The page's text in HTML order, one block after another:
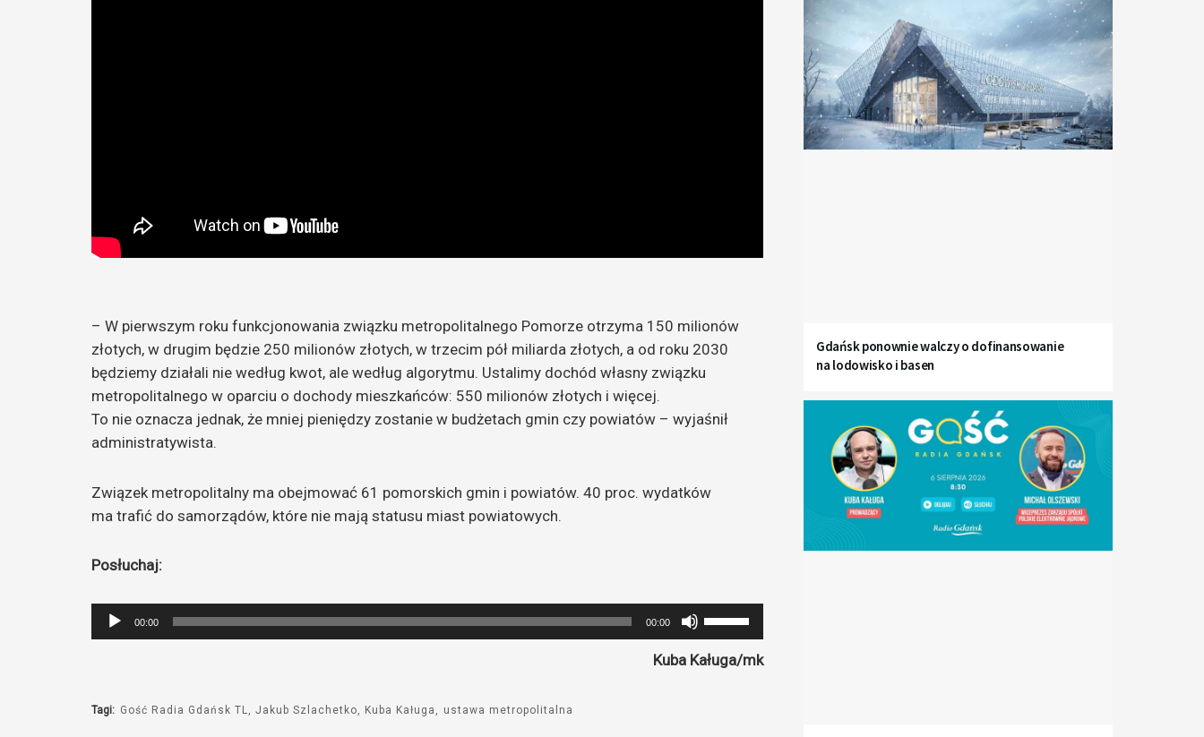
– W pierwszym roku funkcjonowania związku metropolitalnego Pomorze otrzyma 150 milionów
złotych, w drugim będzie 250 milionów złotych, w trzecim pół miliarda złotych, a od roku 2030
będziemy działali nie według kwot, ale według algorytmu. Ustalimy dochód własny związku
metropolitalnego w oparciu o dochody mieszkańców: 550 milionów złotych i więcej.
To nie oznacza jednak, że mniej pieniędzy zostanie w budżetach gmin czy powiatów – wyjaśnił
administratywista.
Związek metropolitalny ma obejmować 61 pomorskich gmin i powiatów. 40 proc. wydatków
ma trafić do samorządów, które nie mają statusu miast powiatowych.
Posłuchaj:
Odtwarzacz
plików
00:00 00:00
strzałek
do
Kuba Kaługa/mk
Tagi: Gość Radia Gdańsk TL Jakub Szlachetko Kuba Kaługa ustawa metropolitalna
Gdańsk ponownie walczy o dofinansowanie
na lodowisko i basen